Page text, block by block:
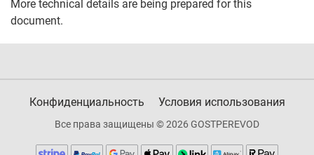
More technical details are being prepared for this
document.
Конфиденциальность Условия использования
Все права защищены © 2026 GOSTPEREVOD